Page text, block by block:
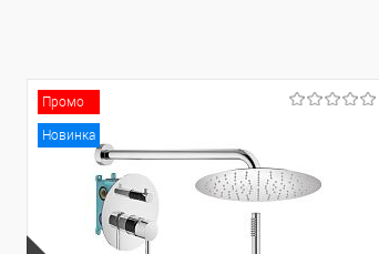
Промо
Новинка